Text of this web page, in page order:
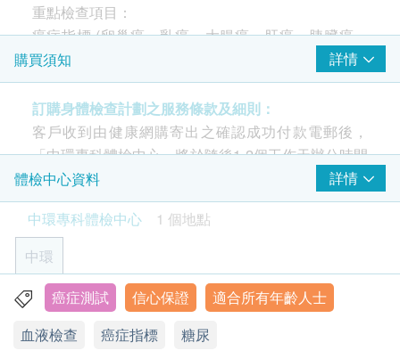
鼻咽癌病毒抗體
癌抗原15.3 (乳房) - 只限女性
癌抗原 (前列腺癌) - 只限男士
癌抗原125 (卵巢癌) - 只限女性
2 基本項目
基本健康評估
血壓
身高
脈搏率
體重
血脂
重點檢查項目：
癌症指標 (卵巢癌、乳癌、大腸癌、肝癌、胰臟癌、
胃癌、鼻咽癌、前列腺癌), 冠心病風險測試, 糖尿病檢
測及血液檢查
定期檢查身體，除了能增強個人健康意識、令長期病
病情及早發現、得以控制外；更能夠從中及早發現疾
病先兆，大大減低因治療延誤而引致的問題，如龐大
的醫療開支及風險等。
購買須知 詳情
訂購身體檢查計劃之服務條款及細則：
客戶收到由健康網購寄出之確認成功付款電郵後，
「中環專科體檢中心」將於隨後1-2個工作天辦公時間
內，致電客戶預約身體檢查的時間及地點。客戶亦可
致電查詢或在訂單確認後一個工作天致電該中心預約
(電話/ Whatsapp：+852 5543 0000)。
年齡
身體檢查計劃只適用於18歲或以上之人士。
有效期
體檢中心資料
詳情
中環專科體檢中心
1 個地點
中環
香港中環皇后大道中99號中環中心42樓4203室
星期一至五︰9:00a.m. – 6:00p.m.
癌症測試 信心保證
適合所有年齡人士
血液檢查
癌症指標 糖尿